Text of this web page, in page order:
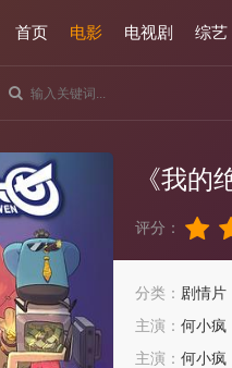
首页 电影 电视剧 综艺
《我的
评分：
分类： 剧情片
主演： 何小疯
主演： 何小疯